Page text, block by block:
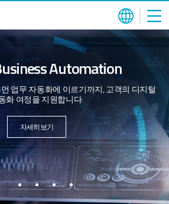
Automation
업무 자동화에 이르기까지,고객의 디지털
화 여정을 지원합니다.
자세히보기